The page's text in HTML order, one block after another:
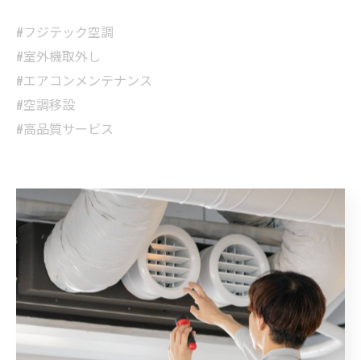
#フジテック空調
#室外機取外し
#エアコンメンテナンス
#空調移設
#高品質サービス
< 前のページ 一覧に戻る 次のページ >
カテゴリー CATEGORIES